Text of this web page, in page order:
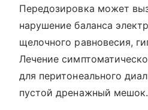
Передозировка может
нарушение баланса
щелочного равновесия,
Лечение
для перитонеального
пустой дренажный мешок.